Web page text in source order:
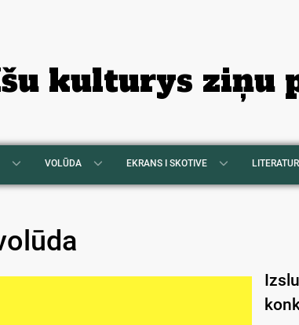
kulturys ziņu
VOLŪDA EKRANS I SKOTIVE